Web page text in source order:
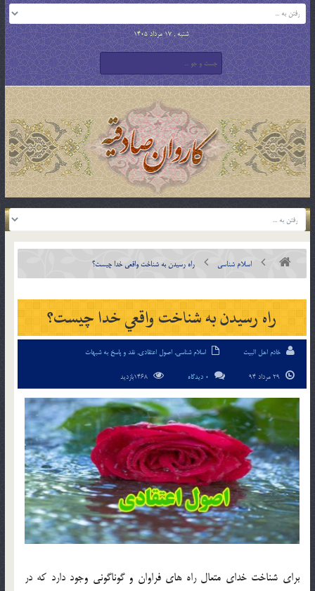
شنبه , 17 مرداد 1405
اسلام شناسی راه رسيدن به شناخت واقعي خدا چيست؟
راه رسيدن به شناخت واقعي خدا چيست؟
خادم اهل البیت اسلام شناسی, اصول اعتقادی, نقد و پاسخ به شبهات
0 دیدگاه
براي شناخت خداي متعال راه هاي فراوان و گوناگوني وجود دارد كه در